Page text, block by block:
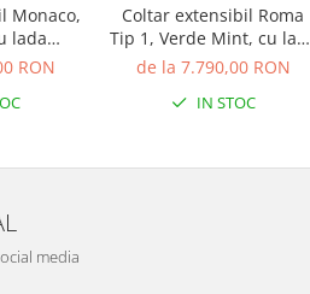
Monaco,
lada
x 1800
RON
Coltar extensibil Roma
Tip 1, Verde Mint, cu lada
depozitare, 2570 x 1660
de la 7.790,00 RON
IN STOC
media